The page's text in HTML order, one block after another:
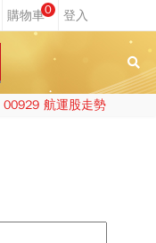
0
00929 航運股走勢